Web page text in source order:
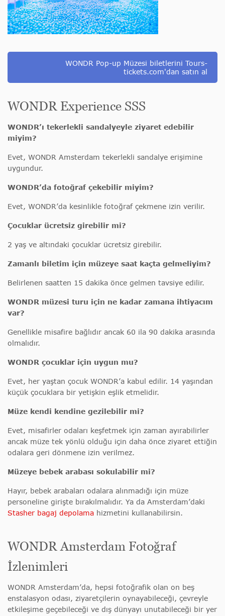
WONDR Pop-up Müzesi biletlerini Tours-
tickets.com'dan satın al
WONDR Experience SSS
WONDR’ı tekerlekli sandalyeyle ziyaret edebilir
miyim?
Evet, WONDR Amsterdam tekerlekli sandalye erişimine
uygundur.
WONDR’da fotoğraf çekebilir miyim?
Evet, WONDR’da kesinlikle fotoğraf çekmene izin verilir.
Çocuklar ücretsiz girebilir mi?
2 yaş ve altındaki çocuklar ücretsiz girebilir.
Zamanlı biletim için müzeye saat kaçta gelmeliyim?
Belirlenen saatten 15 dakika önce gelmen tavsiye edilir.
WONDR müzesi turu için ne kadar zamana ihtiyacım
var?
Genellikle misafire bağlıdır ancak 60 ila 90 dakika arasında
olmalıdır.
WONDR çocuklar için uygun mu?
Evet, her yaştan çocuk WONDR’a kabul edilir. 14 yaşından
küçük çocuklara bir yetişkin eşlik etmelidir.
Müze kendi kendine gezilebilir mi?
Evet, misafirler odaları keşfetmek için zaman ayırabilirler
ancak müze tek yönlü olduğu için daha önce ziyaret ettiğin
odalara geri dönmene izin verilmez.
Müzeye bebek arabası sokulabilir mi?
Hayır, bebek arabaları odalara alınmadığı için müze
personeline girişte bırakılmalıdır. Ya da Amsterdam’daki
Stasher bagaj depolama hizmetini kullanabilirsin.
WONDR Amsterdam Fotoğraf
İzlenimleri
WONDR Amsterdam’da, hepsi fotoğrafik olan on beş
enstalasyon odası, ziyaretçilerin oynayabileceği, çevreyle
etkileşime geçebileceği ve dış dünyayı unutabileceği bir yer